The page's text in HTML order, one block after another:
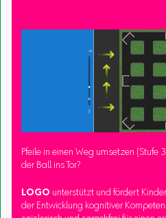
Pfeile in einen Weg umsetzen (Stufe
der Ball ins Tor?
LOGO unterstützt und fördert
der Entwicklung kognitiver